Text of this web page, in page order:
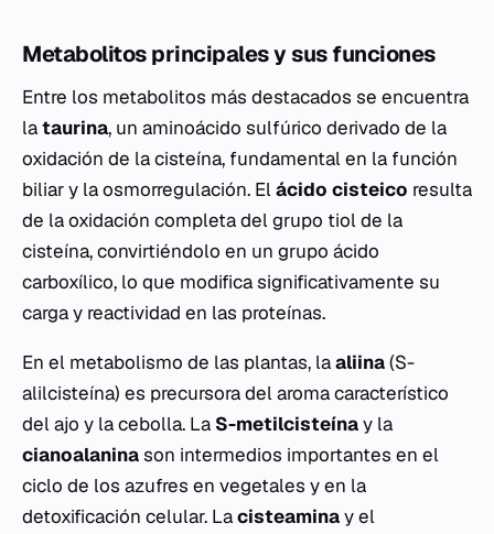
Metabolitos principales y sus funciones
Entre los metabolitos más destacados se encuentra
lataurina, un aminoácido sulfúrico derivado de la
oxidación de la cisteína, fundamental en la función
biliar y la osmorregulación. Elácido cisteico resulta
de la oxidación completa del grupo tiol de la
cisteína, convirtiéndolo en un grupo ácido
carboxílico, lo que modifica significativamente su
carga y reactividad en las proteínas.
En el metabolismo de las plantas, laaliina(S-
alilcisteína) es precursora del aroma característico
del ajo y la cebolla. La S-metilcisteínay la
cianoalaninason intermedios importantes en el
ciclo de los azufres en vegetales y en la
detoxificación celular. Lacisteaminay el